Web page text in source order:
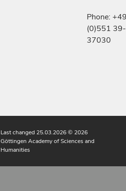
Phone:
(0)551 39-
37030
Last changed 25.03.2026© 2026
Göttingen Academy of Sciences and
Humanities